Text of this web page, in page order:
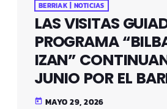
BERRIAK | NOTICIAS
LAS VISITAS
PROGRAMA
IZAN”
JUNIO POR EL
SANTUTXU
today MAYO 29, 2026